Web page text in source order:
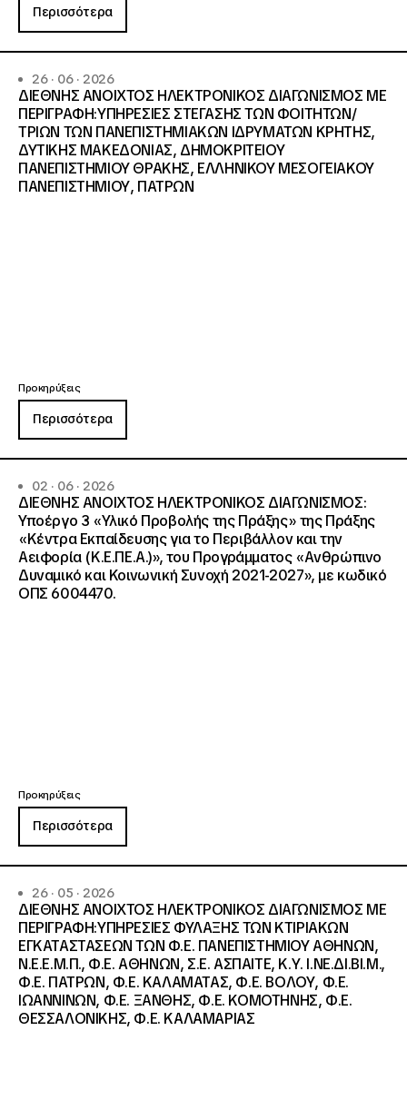
Περισσότερα
26 · 06 · 2026
ΔΙΕΘΝΗΣ ΑΝΟΙΧΤΟΣ ΗΛΕΚΤΡΟΝΙΚΟΣ ΔΙΑΓΩΝΙΣΜΟΣ ΜΕ
ΠΕΡΙΓΡΑΦΗ:ΥΠΗΡΕΣΙΕΣ ΣΤΕΓΑΣΗΣ ΤΩΝ ΦΟΙΤΗΤΩΝ/
ΤΡΙΩΝ ΤΩΝ ΠΑΝΕΠΙΣΤΗΜΙΑΚΩΝ ΙΔΡΥΜΑΤΩΝ KΡΗΤΗΣ,
ΔΥΤΙΚΗΣ ΜΑΚΕΔΟΝΙΑΣ, ΔΗΜΟΚΡΙΤΕΙΟΥ
ΠΑΝΕΠΙΣΤΗΜΙΟΥ ΘΡΑΚΗΣ, ΕΛΛΗΝΙΚΟΥ ΜΕΣΟΓΕΙΑΚΟΥ
ΠΑΝΕΠΙΣΤΗΜΙΟΥ, ΠΑΤΡΩΝ
Προκηρύξεις
Περισσότερα
02 · 06 · 2026
ΔΙΕΘΝΗΣ ΑΝΟΙΧΤΟΣ ΗΛΕΚΤΡΟΝΙΚΟΣ ΔΙΑΓΩΝΙΣΜΟΣ:
Υποέργο 3 «Υλικό Προβολής της Πράξης» της Πράξης
«Κέντρα Εκπαίδευσης για το Περιβάλλον και την
Αειφορία (Κ.Ε.ΠΕ.Α.)», του Προγράμματος «Ανθρώπινο
Δυναμικό και Κοινωνική Συνοχή 2021-2027», με κωδικό
ΟΠΣ 6004470.
Προκηρύξεις
Περισσότερα
26 · 05 · 2026
ΔΙΕΘΝΗΣ ΑΝΟΙΧΤΟΣ ΗΛΕΚΤΡΟΝΙΚΟΣ ΔΙΑΓΩΝΙΣΜΟΣ ΜΕ
ΠΕΡΙΓΡΑΦΗ:ΥΠΗΡΕΣΙΕΣ ΦΥΛΑΞΗΣ ΤΩΝ ΚΤΙΡΙΑΚΩΝ
ΕΓΚΑΤΑΣΤΑΣΕΩΝ ΤΩΝ Φ.Ε. ΠΑΝΕΠΙΣΤΗΜΙΟΥ ΑΘΗΝΩΝ,
Ν.Ε.Ε.Μ.Π., Φ.Ε. ΑΘΗΝΩΝ, Σ.Ε. ΑΣΠΑΙΤΕ, Κ.Υ. Ι.ΝΕ.ΔΙ.ΒΙ.Μ.,
Φ.Ε. ΠΑΤΡΩΝ, Φ.Ε. ΚΑΛΑΜΑΤΑΣ, Φ.Ε. ΒΟΛΟΥ, Φ.Ε.
ΙΩΑΝΝΙΝΩΝ, Φ.Ε. ΞΑΝΘΗΣ, Φ.Ε. ΚΟΜΟΤΗΝΗΣ, Φ.Ε.
ΘΕΣΣΑΛΟΝΙΚΗΣ, Φ.Ε. ΚΑΛΑΜΑΡΙΑΣ